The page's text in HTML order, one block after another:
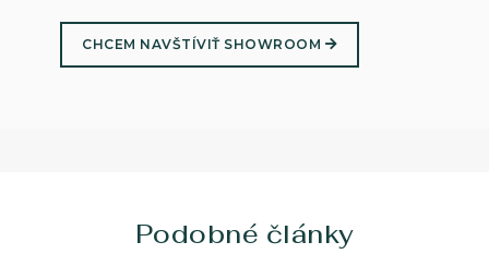
CHCEM NAVŠTÍVIŤ SHOWROOM
Podobné články